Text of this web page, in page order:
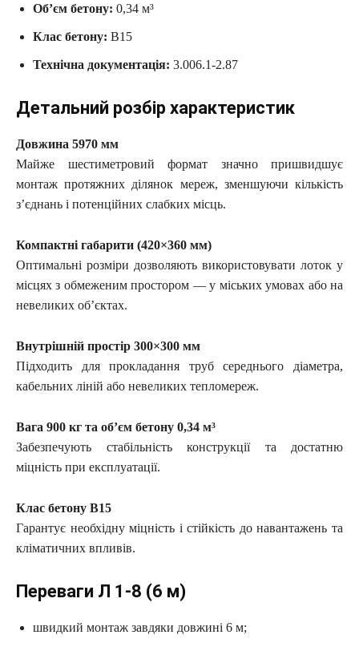
Об’єм бетону: 0,34 м³
Клас бетону: В15
Технічна документація: 3.006.1-2.87
Детальний розбір характеристик
Довжина 5970 мм
Майже шестиметровий формат значно пришвидшує
монтаж протяжних ділянок мереж, зменшуючи кількість
з’єднань і потенційних слабких місць.
Компактні габарити (420×360 мм)
Оптимальні розміри дозволяють використовувати лоток у
місцях з обмеженим простором — у міських умовах або на
невеликих об’єктах.
Внутрішній простір 300×300 мм
Підходить для прокладання труб середнього діаметра,
кабельних ліній або невеликих тепломереж.
Вага 900 кг та об’єм бетону 0,34 м³
Забезпечують стабільність конструкції та достатню
міцність при експлуатації.
Клас бетону В15
Гарантує необхідну міцність і стійкість до навантажень та
кліматичних впливів.
Переваги Л 1-8 (6 м)
швидкий монтаж завдяки довжині 6 м;